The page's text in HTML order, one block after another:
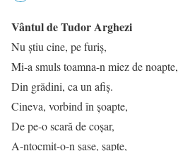
Vântul de Tudor Arghezi
Nu știu cine, pe furiș,
Mi-a smuls toamna-n miez de noapte,
Din grădini, ca un afiș.
Cineva, vorbind în șoapte,
De pe-o scară de coșar,
A-ntocmit-o-n șase, șapte,